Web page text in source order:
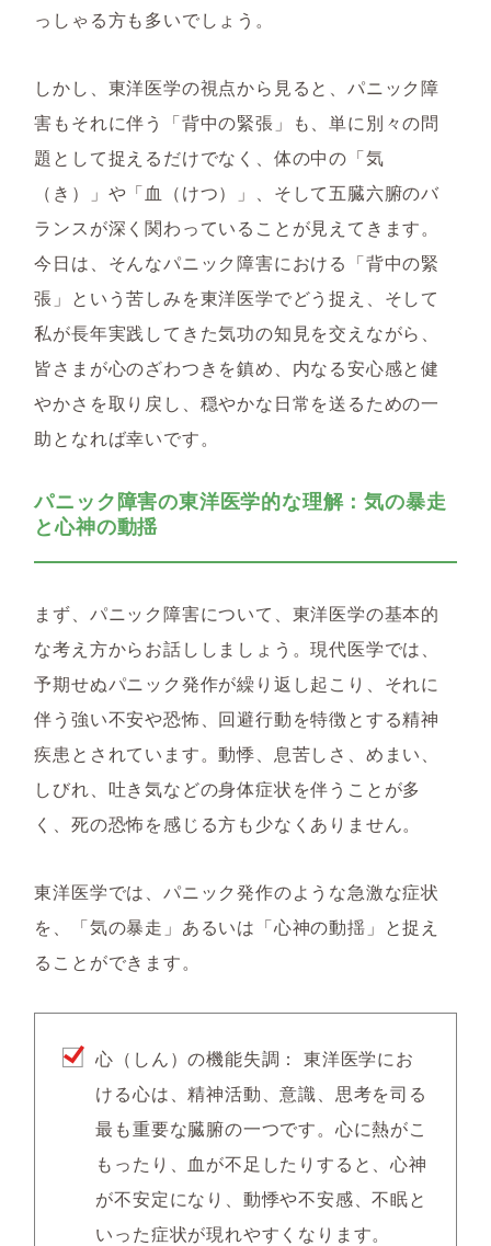
っしゃる方も多いでしょう。
しかし、東洋医学の視点から見ると、パニック障
害もそれに伴う「背中の緊張」も、単に別々の問
題として捉えるだけでなく、体の中の「気
（き）」や「血（けつ）」、そして五臓六腑のバ
ランスが深く関わっていることが見えてきます。
今日は、そんなパニック障害における「背中の緊
張」という苦しみを東洋医学でどう捉え、そして
私が長年実践してきた気功の知見を交えながら、
皆さまが心のざわつきを鎮め、内なる安心感と健
やかさを取り戻し、穏やかな日常を送るための一
助となれば幸いです。
パニック障害の東洋医学的な理解：気の暴走
と心神の動揺
まず、パニック障害について、東洋医学の基本的
な考え方からお話ししましょう。現代医学では、
予期せぬパニック発作が繰り返し起こり、それに
伴う強い不安や恐怖、回避行動を特徴とする精神
疾患とされています。動悸、息苦しさ、めまい、
しびれ、吐き気などの身体症状を伴うことが多
く、死の恐怖を感じる方も少なくありません。
東洋医学では、パニック発作のような急激な症状
を、「気の暴走」あるいは「心神の動揺」と捉え
ることができます。
心（しん）の機能失調： 東洋医学にお
ける心は、精神活動、意識、思考を司る
最も重要な臓腑の一つです。心に熱がこ
もったり、血が不足したりすると、心神
が不安定になり、動悸や不安感、不眠と
いった症状が現れやすくなります。